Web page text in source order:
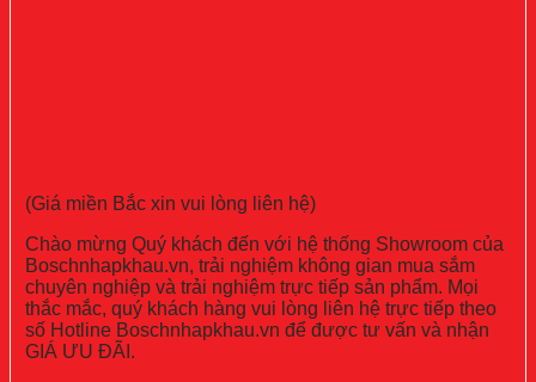
(Giá miền Bắc xin vui lòng liên hệ)
Chào mừng Quý khách đến với hệ thống Showroom của
Boschnhapkhau.vn, trải nghiệm không gian mua sắm
chuyên nghiệp và trải nghiệm trực tiếp sản phẩm. Mọi
thắc mắc, quý khách hàng vui lòng liên hệ trực tiếp theo
số Hotline Boschnhapkhau.vn để được tư vấn và nhận
GIÁ ƯU ĐÃI.